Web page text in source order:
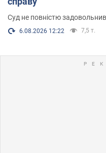
Суд не повністю
6.08.2026 12:22 7,5 т.